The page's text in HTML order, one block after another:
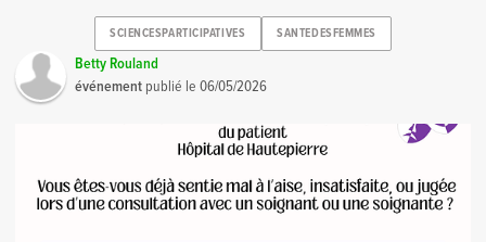
SCIENCESPARTICIPATIVES SANTEDESFEMMES
Betty Rouland
événement publié le06/05/2026